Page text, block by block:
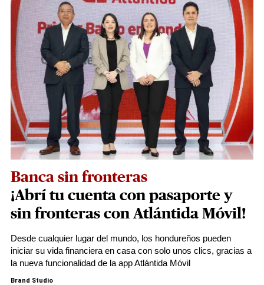
Banca sin fronteras
¡Abrí tu cuenta con pasaporte y
sin fronteras con Atlántida Móvil!
Desde cualquier lugar del mundo, los hondureños pueden
iniciar su vida financiera en casa con solo unos clics, gracias a
la nueva funcionalidad de la app Atlántida Móvil
Brand Studio